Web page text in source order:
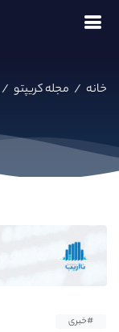
خانه / مجله کریپتو /
#خبری